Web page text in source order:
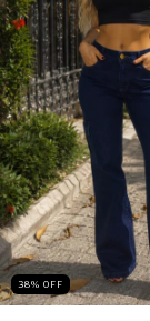
38% OFF